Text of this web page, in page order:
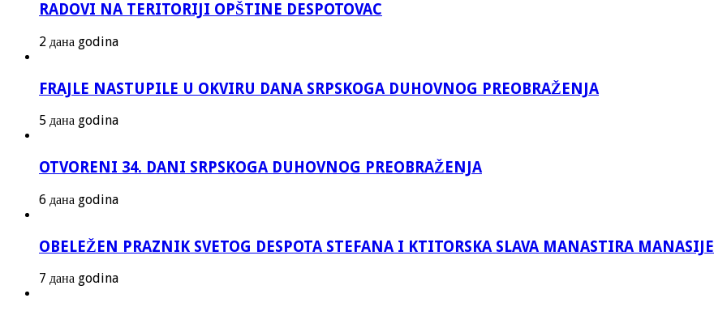
RADOVI NA TERITORIJI OPŠTINE DESPOTOVAC
2 дана godina
FRAJLE NASTUPILE U OKVIRU DANA SRPSKOGA DUHOVNOG PREOBRAŽENJA
5 дана godina
OTVORENI 34. DANI SRPSKOGA DUHOVNOG PREOBRAŽENJA
6 дана godina
OBELEŽEN PRAZNIK SVETOG DESPOTA STEFANA I KTITORSKA SLAVA MANASTIRA MANASIJE
7 дана godina